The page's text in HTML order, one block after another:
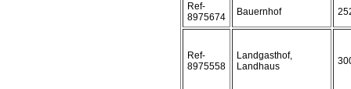
Ref-
8975674
Bauernhof
Ref-
8975558
Landgasthof,
Landhaus